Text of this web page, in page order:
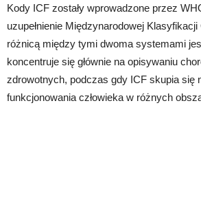
Kody ICF zostały wprowadzone przez
uzupełnienie Międzynarodowej
różnicą między tymi dwoma systemami
koncentruje się głównie na opisywaniu
zdrowotnych, podczas gdy ICF skupia się
funkcjonowania człowieka w różnych